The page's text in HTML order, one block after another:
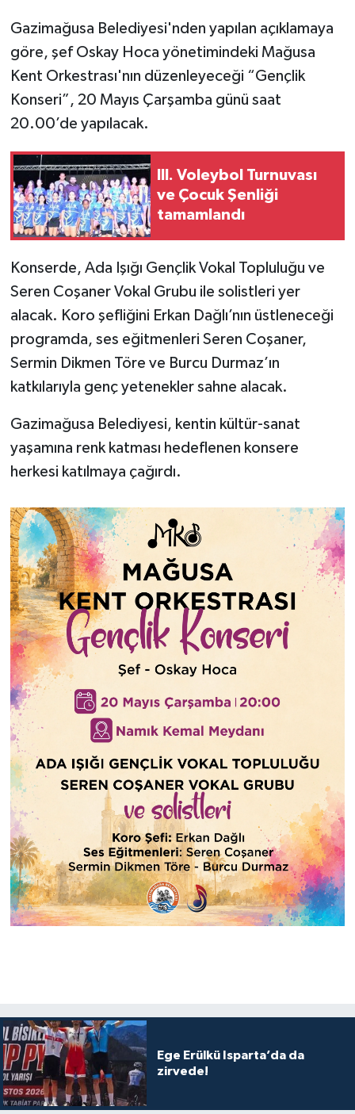
Gazimağusa Belediyesi'nden yapılan açıklamaya
göre, şef Oskay Hoca yönetimindeki Mağusa
Kent Orkestrası'nın düzenleyeceği “Gençlik
Konseri”, 20 Mayıs Çarşamba günü saat
20.00’de yapılacak.
III. Voleybol Turnuvası
ve Çocuk Şenliği
tamamlandı
Konserde, Ada Işığı Gençlik Vokal Topluluğu ve
Seren Coşaner Vokal Grubu ile solistleri yer
alacak. Koro şefliğini Erkan Dağlı’nın üstleneceği
programda, ses eğitmenleri Seren Coşaner,
Sermin Dikmen Töre ve Burcu Durmaz’ın
katkılarıyla genç yetenekler sahne alacak.
Gazimağusa Belediyesi, kentin kültür-sanat
yaşamına renk katması hedeflenen konsere
herkesi katılmaya çağırdı.
Ege Erülkü Isparta’da da
zirvede!